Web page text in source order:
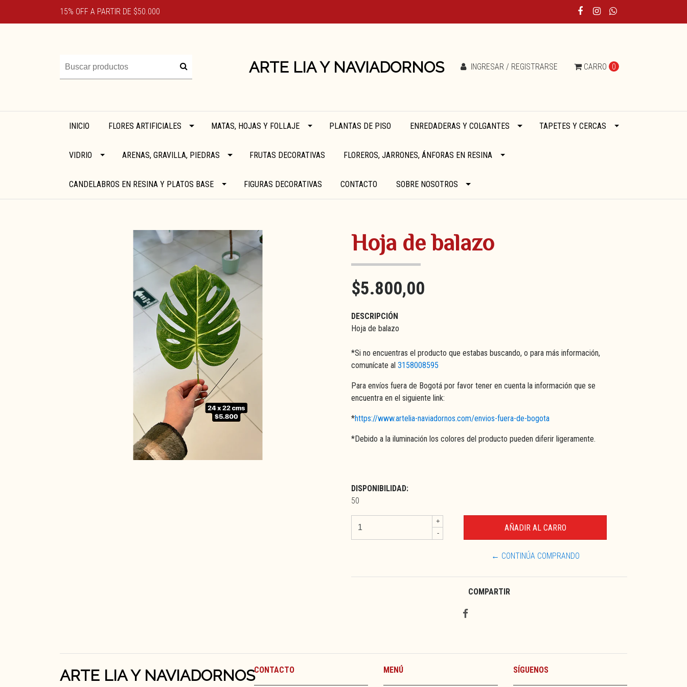
15% OFF A PARTIR DE $50.000
ARTE LIA Y NAVIADORNOS CARRO 0
INGRESAR / REGISTRARSE
INICIO FLORES ARTIFICIALES MATAS, HOJAS Y FOLLAJE PLANTAS DE PISO ENREDADERAS Y COLGANTES TAPETES Y CERCAS
VIDRIO ARENAS, GRAVILLA, PIEDRAS FRUTAS DECORATIVAS FLOREROS, JARRONES, ÁNFORAS EN RESINA
CANDELABROS EN RESINA Y PLATOS BASE FIGURAS DECORATIVAS CONTACTO SOBRE NOSOTROS
Hoja de balazo
$5.800,00
DESCRIPCIÓN
Hoja de balazo
*Si no encuentras el producto que estabas buscando, o para más información,
comunícate al 3158008595
Para envíos fuera de Bogotá por favor tener en cuenta la información que se
encuentra en el siguiente link:
*https://www.artelia-naviadornos.com/envios-fuera-de-bogota
*Debido a la iluminación los colores del producto pueden diferir ligeramente.
DISPONIBILIDAD:
50
+
-
← CONTINÚA COMPRANDO
COMPARTIR
ARTE LIA Y NAVIADORNOSCONTACTO MENÚ SÍGUENOS